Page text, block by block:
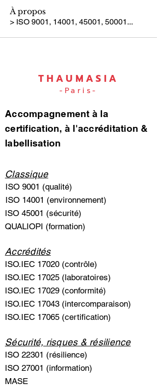
À propos
> ISO 9001, 14001, 45001, 50001...
THAUMASIA
-Paris-
Accompagnement à la
certification, à l'accréditation &
labellisation
Classique
ISO 9001 (qualité)
ISO 14001 (environnement)
ISO 45001 (sécurité)
QUALIOPI (formation)
Accrédités
ISO.IEC 17020 (contrôle)
ISO.IEC 17025 (laboratoires)
ISO.IEC 17029 (conformité)
ISO.IEC 17043 (intercomparaison)
ISO.IEC 17065 (certification)
Sécurité, risques & résilience
ISO 22301 (résilience)
ISO 27001 (information)
MASE